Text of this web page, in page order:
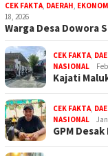
CEK FAKTA, DAERAH,
18, 2026
Warga Desa Dowora
CEK FAKTA,
NASIONAL
Kajati
CEK FAKTA,
NASIONAL
GPM